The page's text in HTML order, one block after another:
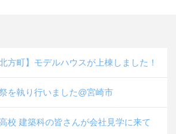
北方町】モデルハウスが上棟しました！
を執り行いました@宮崎市
校 建築科の皆さんが会社見学に来て